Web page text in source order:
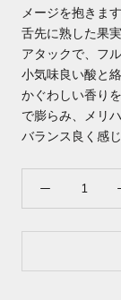
メージを抱きます
舌先に熟した果
アタックで、フ
小気味良い酸と
かぐわしい香り
で膨らみ、メリ
バランス良く感